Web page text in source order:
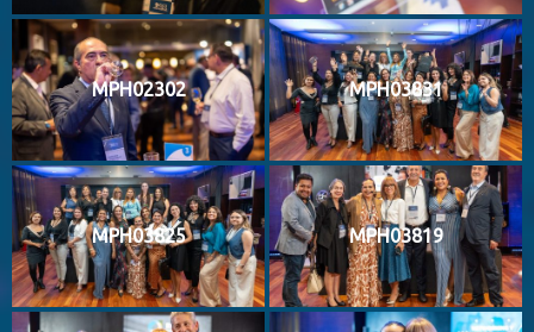
MPH02302 MPH03831
MPH03825 MPH03819